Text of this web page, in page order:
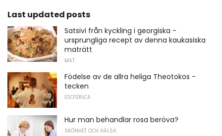
Last updated posts
Satsivi från kyckling i georgiska -
ursprungliga recept av denna kaukasiska
maträtt
MAT
Födelse av de allra heliga Theotokos -
tecken
ESOTERICA
Hur man behandlar rosa beröva?
SKÖNHET OCH HÄLSA